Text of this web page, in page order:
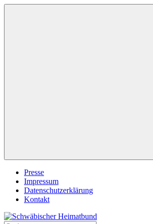
Zum
Presse
Impressum
Datenschutzerklärung
Kontakt